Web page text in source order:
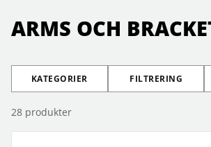
ARMS OCH
KATEGORIER FILTRERING
28 produkter